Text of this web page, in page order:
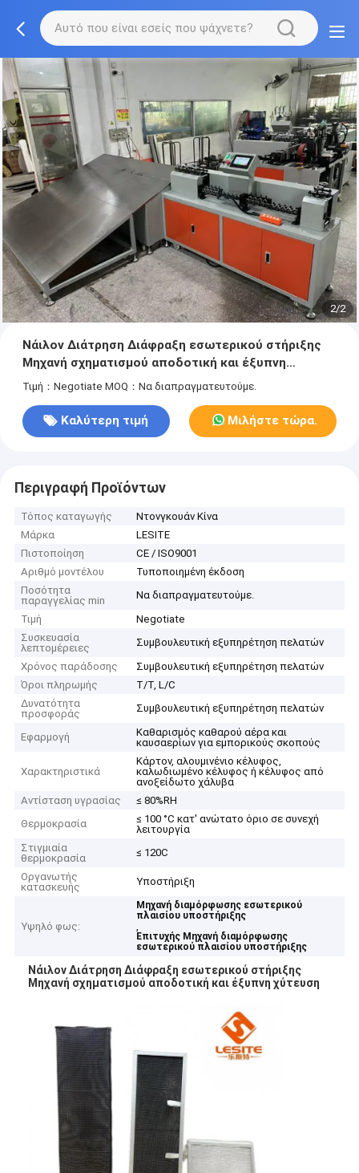
2/2
Νάιλον Διάτρηση Διάφραξη εσωτερικού στήριξης
Μηχανή σχηματισμού αποδοτική και έξυπνη
χύτευση
Τιμή：Negotiate MOQ：Να διαπραγματευτούμε.
Καλύτερη τιμή Μιλήστε τώρα.
Περιγραφή Προϊόντων
Τόπος καταγωγής
Ντονγκουάν Κίνα
Μάρκα
LESITE
Πιστοποίηση
CE / ISO9001
Αριθμό μοντέλου
Τυποποιημένη έκδοση
Ποσότητα
παραγγελίας min
Να διαπραγματευτούμε.
Τιμή
Negotiate
Συσκευασία
λεπτομέρειες
Συμβουλευτική εξυπηρέτηση πελατών
Χρόνος παράδοσης
Συμβουλευτική εξυπηρέτηση πελατών
Όροι πληρωμής
T/T, L/C
Δυνατότητα
προσφοράς
Συμβουλευτική εξυπηρέτηση πελατών
Εφαρμογή
Καθαρισμός καθαρού αέρα και
καυσαερίων για εμπορικούς σκοπούς
Χαρακτηριστικά
Κάρτον, αλουμινένιο κέλυφος,
καλωδιωμένο κέλυφος ή κέλυφος από
ανοξείδωτο χάλυβα
Αντίσταση υγρασίας
≤ 80%RH
Θερμοκρασία
≤ 100 °C κατ' ανώτατο όριο σε συνεχή
λειτουργία
Στιγμιαία
θερμοκρασία
≤ 120C
Οργανωτής
κατασκευής
Υποστήριξη
Υψηλό φως:
Μηχανή διαμόρφωσης εσωτερικού
πλαισίου υποστήριξης
,
Επιτυχής Μηχανή διαμόρφωσης
εσωτερικού πλαισίου υποστήριξης
Νάιλον Διάτρηση Διάφραξη εσωτερικού στήριξης
Μηχανή σχηματισμού αποδοτική και έξυπνη χύτευση